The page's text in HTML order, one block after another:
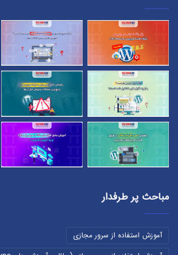
مباحث پر طرفدار
آموزش استفاده از سرور مجازی